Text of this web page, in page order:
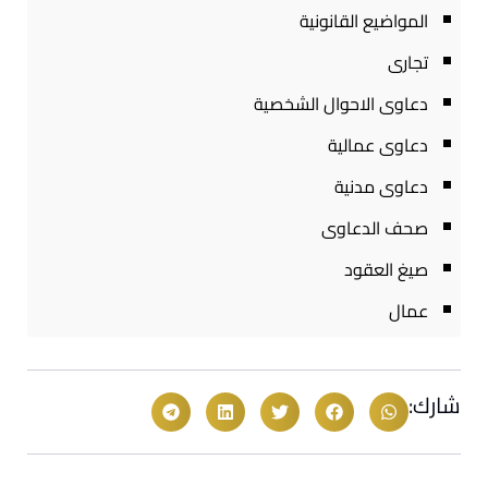
المواضيع القانونية
تجارى
دعاوى الاحوال الشخصية
دعاوى عمالية
دعاوى مدنية
صحف الدعاوى
صيغ العقود
عمال
شارك: